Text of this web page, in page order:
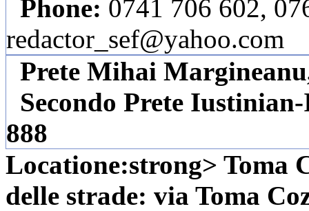
Phone: 0741 706 602,
redactor_sef@yahoo.com
Prete Mihai
Secondo Prete
888
Locatione:strong> Toma
delle strade: via Toma